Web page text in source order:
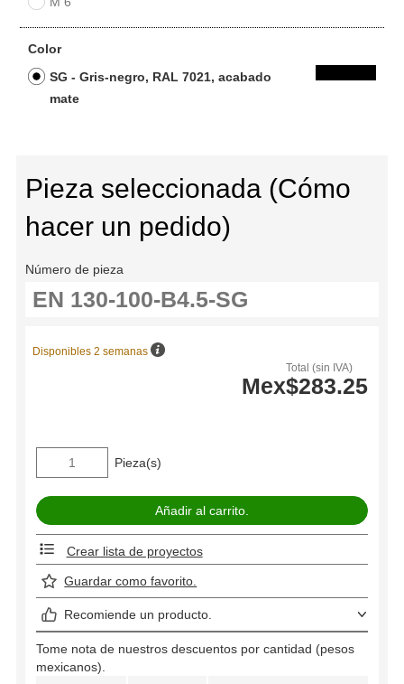
Color
SG - Gris-negro, RAL 7021, acabado
mate
Pieza seleccionada (Cómo
hacer un pedido)
Número de pieza
Total (sin IVA)
Mex$283.25
Disponibles 2 semanas
Pieza(s)
Crear lista de proyectos
Guardar como favorito.
Recomiende un producto.
Tome nota de nuestros descuentos por cantidad (pesos
mexicanos).